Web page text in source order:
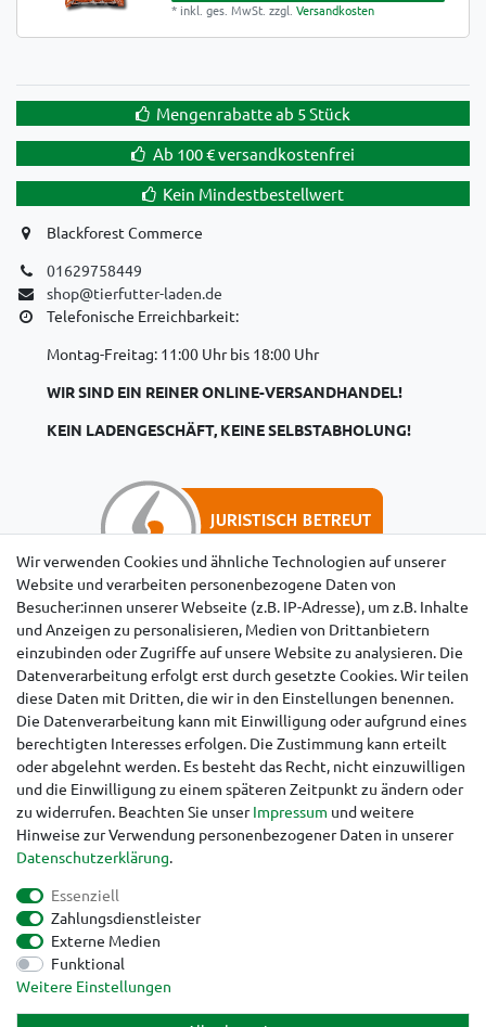
* inkl. ges. MwSt. zzgl.Versandkosten
Mengenrabatte ab 5 Stück
Ab 100 € versandkostenfrei
Kein Mindestbestellwert
Blackforest Commerce
01629758449
shop@tierfutter-laden.de
Telefonische Erreichbarkeit:
Montag-Freitag: 11:00 Uhr bis 18:00 Uhr
WIR SIND EIN REINER ONLINE-VERSANDHANDEL!
KEIN LADENGESCHÄFT, KEINE SELBSTABHOLUNG!
Hinweise für Käufer aus der Schweiz
Impressum
Wir verwenden Cookies und ähnliche Technologien auf unserer
Website und verarbeiten personenbezogene Daten von
Besucher:innen unserer Webseite (z.B. IP-Adresse), um z.B. Inhalte
und Anzeigen zu personalisieren, Medien von Drittanbietern
einzubinden oder Zugriffe auf unsere Website zu analysieren. Die
Datenverarbeitung erfolgt erst durch gesetzte Cookies. Wir teilen
diese Daten mit Dritten, die wir in den Einstellungen benennen.
Die Datenverarbeitung kann mit Einwilligung oder aufgrund eines
berechtigten Interesses erfolgen. Die Zustimmung kann erteilt
oder abgelehnt werden. Es besteht das Recht, nicht einzuwilligen
und die Einwilligung zu einem späteren Zeitpunkt zu ändern oder
zu widerrufen. Beachten Sie unserImpressum und weitere
Hinweise zur Verwendung personenbezogener Daten in unserer
Daten­schutz­erklärung.
Essenziell
Zahlungsdienstleister
Externe Medien
Funktional
Weitere Einstellungen